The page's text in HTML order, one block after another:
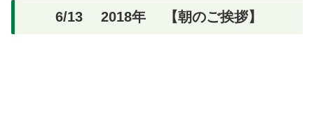
6/13 2018年 【朝のご挨拶】